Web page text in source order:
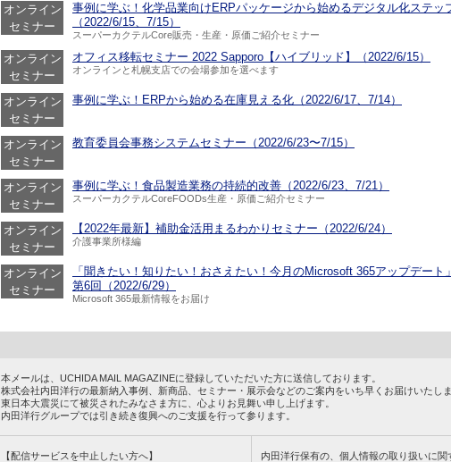
オンライン
セミナー
事例に学ぶ！化学品業向けERPパッケージから始めるデジタル化ステッ
（2022/6/15、7/15）
スーパーカクテルCore販売・生産・原価ご紹介セミナー
オンライン
セミナー
オフィス移転セミナー 2022 Sapporo【ハイブリッド】（2022/6/15）
オンラインと札幌支店での会場参加を選べます
オンライン
セミナー
事例に学ぶ！ERPから始める在庫見える化（2022/6/17、7/14）
オンライン
セミナー
教育委員会事務システムセミナー（2022/6/23〜7/15）
オンライン
セミナー
事例に学ぶ！食品製造業務の持続的改善（2022/6/23、7/21）
スーパーカクテルCoreFOODs生産・原価ご紹介セミナー
オンライン
セミナー
【2022年最新】補助金活用まるわかりセミナー（2022/6/24）
介護事業所様編
オンライン
セミナー
「聞きたい！知りたい！おさえたい！今月のMicrosoft 365アップデート
第6回（2022/6/29）
Microsoft 365最新情報をお届け
本メールは、UCHIDA MAIL MAGAZINEに登録していただいた方に送信しております。
株式会社内田洋行の最新納入事例、新商品、セミナー・展示会などのご案内をいち早くお届けいたし
東日本大震災にて被災されたみなさま方に、心よりお見舞い申し上げます。
内田洋行グループでは引き続き復興へのご支援を行って参ります。
【配信サービスを中止したい方へ】
内田洋行保有の、個人情報の取り扱いに関